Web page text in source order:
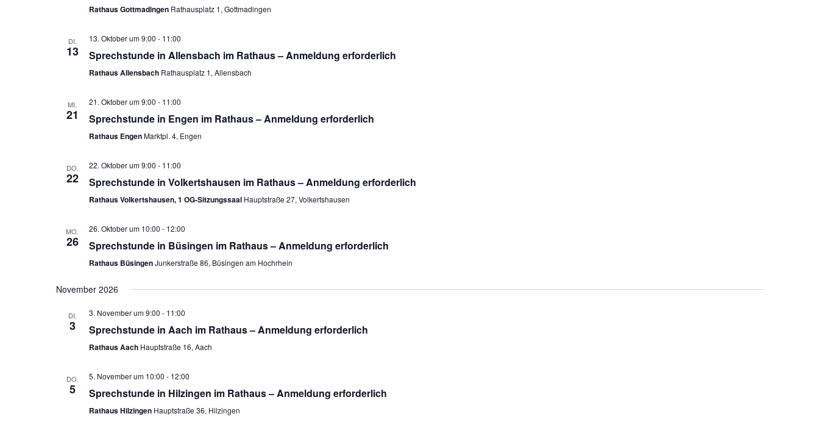
Rathaus Gottmadingen Rathausplatz 1, Gottmadingen
DI.
13
13. Oktober um 9:00 - 11:00
Sprechstunde in Allensbach im Rathaus – Anmeldung erforderlich
Rathaus Allensbach Rathausplatz 1, Allensbach
MI.
21
21. Oktober um 9:00 - 11:00
Sprechstunde in Engen im Rathaus – Anmeldung erforderlich
Rathaus EngenMarktpl. 4, Engen
DO.
22
22. Oktober um 9:00 - 11:00
Sprechstunde in Volkertshausen im Rathaus – Anmeldung erforderlich
Rathaus Volkertshausen, 1 OG-Sitzungssaal Hauptstraße 27, Volkertshausen
MO.
26
26. Oktober um 10:00 - 12:00
Sprechstunde in Büsingen im Rathaus – Anmeldung erforderlich
Rathaus BüsingenJunkerstraße 86, Büsingen am Hochrhein
November 2026
DI.
3
3. November um 9:00 - 11:00
Sprechstunde in Aach im Rathaus – Anmeldung erforderlich
Rathaus Aach Hauptstraße 16, Aach
DO.
5
5. November um 10:00 - 12:00
Sprechstunde in Hilzingen im Rathaus – Anmeldung erforderlich
Rathaus Hilzingen Hauptstraße 36, Hilzingen